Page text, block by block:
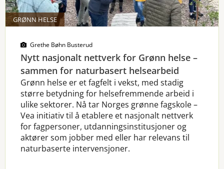
GRØNN HELSE
Grethe Bøhn Busterud
Nytt nasjonalt nettverk for Grønn helse –
sammen for naturbasert helsearbeid
Grønn helse er et fagfelt i vekst, med stadig
større betydning for helsefremmende arbeid i
ulike sektorer. Nå tar Norges grønne fagskole –
Vea initiativ til å etablere et nasjonalt nettverk
for fagpersoner, utdanningsinstitusjoner og
aktører som jobber med eller har relevans til
naturbaserte intervensjoner.